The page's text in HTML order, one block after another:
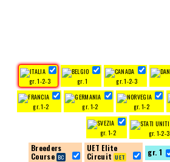
gr. 1-2-3 gr. 1 gr. 1-2-3
gr. 1-2 gr. 1-2 gr. 1-2
gr. 1-2 gr. 1-2-3
Breeders
Course
UET Elite
Circuit
gr. 1